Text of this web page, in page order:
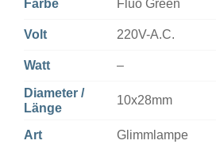
Farbe Fluo Green
Volt 220V-A.C.
Watt –
Diameter /
Länge
10x28mm
Art Glimmlampe